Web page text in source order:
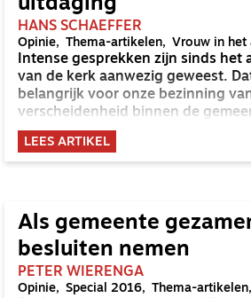
uitdaging
HANS SCHAEFFER
Opinie Thema-artikelen Vrouw in het
Intense gesprekken zijn sinds het
van de kerk aanwezig geweest.
belangrijk voor onze bezinning
verscheidenheid binnen de
nu is wel: waar liggen de grenzen
verscheidenheid?
LEES ARTIKEL
Als gemeente
besluiten nemen
PETER WIERENGA
Opinie Special 2016 Thema-artikelen